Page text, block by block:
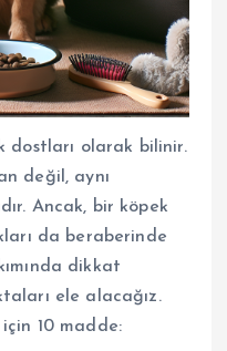
dostları olarak bilinir.
değil, aynı
Ancak, bir köpek
da beraberinde
dikkat
ele alacağız.
10 madde: